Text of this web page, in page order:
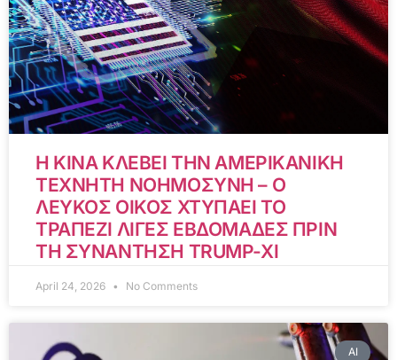
Η ΚΙΝΑ ΚΛΕΒΕΙ ΤΗΝ ΑΜΕΡΙΚΑΝΙΚΗ
ΤΕΧΝΗΤΗ ΝΟΗΜΟΣΥΝΗ – Ο
ΛΕΥΚΟΣ ΟΙΚΟΣ ΧΤΥΠΑΕΙ ΤΟ
ΤΡΑΠΕΖΙ ΛΙΓΕΣ ΕΒΔΟΜΑΔΕΣ ΠΡΙΝ
ΤΗ ΣΥΝΑΝΤΗΣΗ TRUMP-XI
April 24, 2026 No Comments
AI